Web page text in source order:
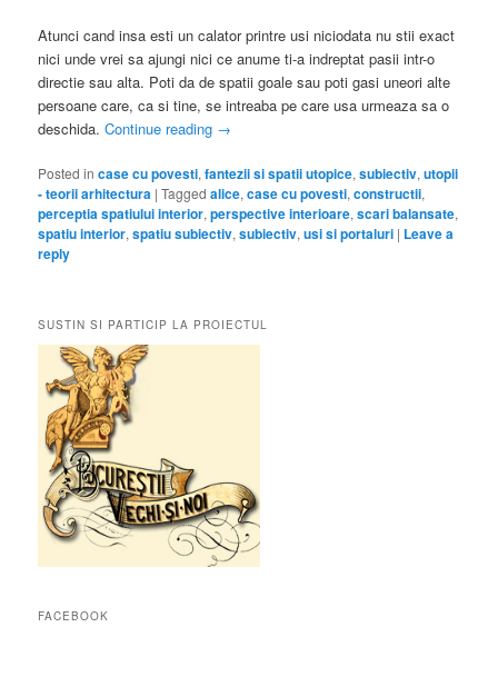
Atunci cand insa esti un calator printre usi niciodata nu stii exact
nici unde vrei sa ajungi nici ce anume ti-a indreptat pasii intr-o
directie sau alta. Poti da de spatii goale sau poti gasi uneori alte
persoane care, ca si tine, se intreaba pe care usa urmeaza sa o
deschida.Continue reading →
Posted in case cu povesti,fantezii si spatii utopice,subiectiv,utopii
- teorii arhitectura |Tagged alice,case cu povesti,constructii,
perceptia spatiului interior,perspective interioare,scari balansate,
spatiu interior,spatiu subiectiv,subiectiv,usi si portaluri | Leave a
reply
SUSTIN SI PARTICIP LA PROIECTUL
FACEBOOK